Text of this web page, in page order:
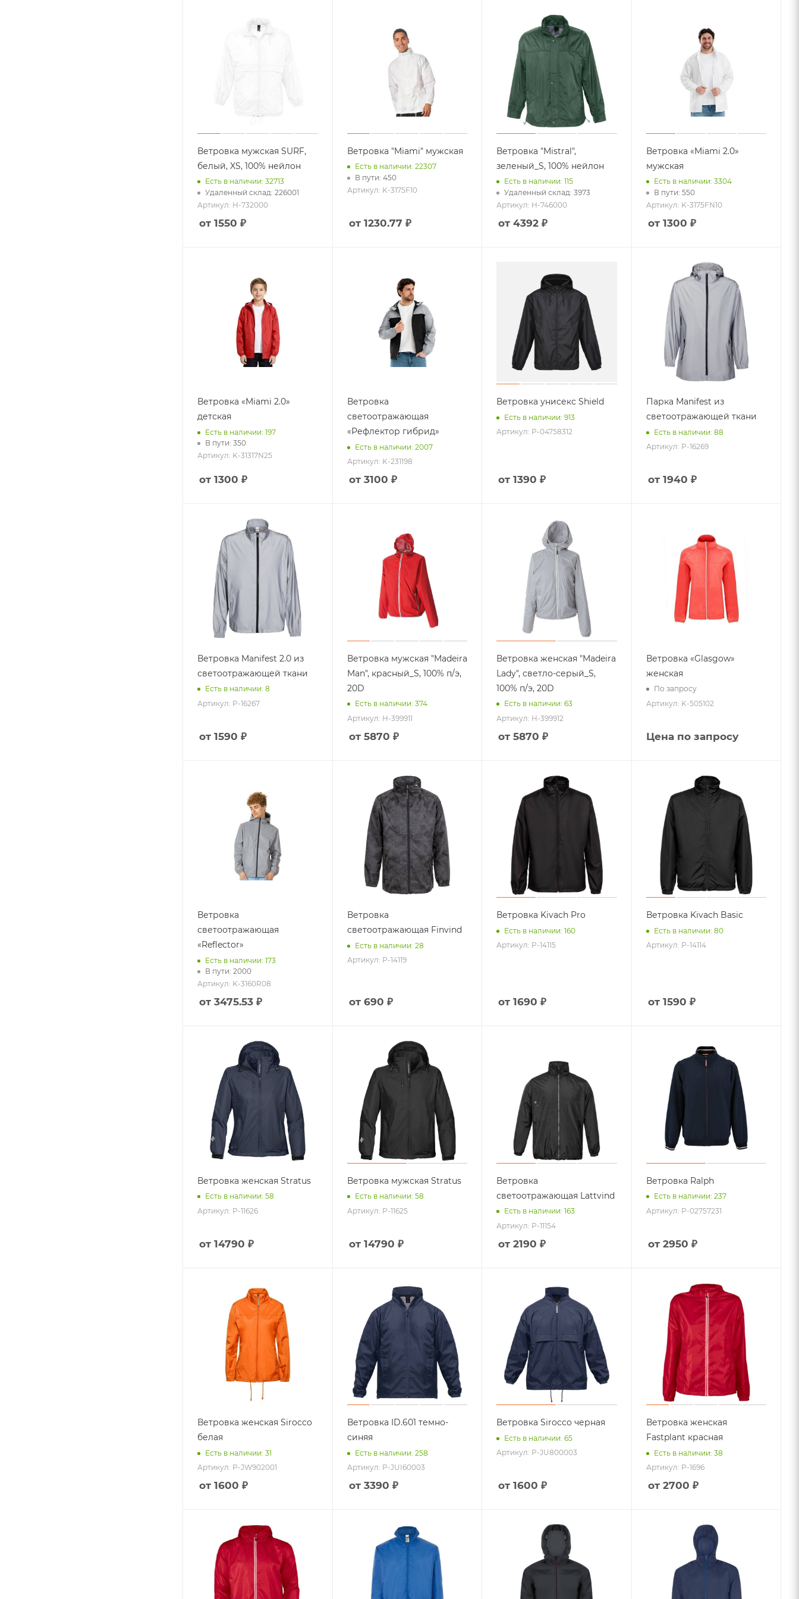
Ветровка мужская SURF,
белый, XS, 100% нейлон
Есть в наличии: 32713
Удаленный склад: 226001
Артикул: H-732000
от 1550 ₽
Ветровка "Miami" мужская
Есть в наличии: 22307
В пути: 450
Артикул: K-3175F10
от 1230.77 ₽
Ветровка "Mistral",
зеленый_S, 100% нейлон
Есть в наличии: 115
Удаленный склад: 3973
Артикул: H-746000
от 4392 ₽
Ветровка «Miami 2.0»
мужская
Есть в наличии: 3304
В пути: 550
Артикул: K-3175FN10
от 1300 ₽
Ветровка «Miami 2.0»
детская
Есть в наличии: 197
В пути: 350
Артикул: K-31317N25
от 1300 ₽
Ветровка
светоотражающая
«Рефлектор гибрид»
Есть в наличии: 2007
Артикул: K-231198
от 3100 ₽
Ветровка унисекс Shield
Есть в наличии: 913
Артикул: P-04758312
от 1390 ₽
Парка Manifest из
светоотражающей ткани
Есть в наличии: 88
Артикул: P-16269
от 1940 ₽
Ветровка Manifest 2.0 из
светоотражающей ткани
Есть в наличии: 8
Артикул: P-16267
от 1590 ₽
Ветровка мужская "Madeira
Man", красный_S, 100% п/э,
20D
Есть в наличии: 374
Артикул: H-399911
от 5870 ₽
Ветровка женская "Madeira
Lady", светло-серый_S,
100% п/э, 20D
Есть в наличии: 63
Артикул: H-399912
от 5870 ₽
Ветровка «Glasgow»
женская
По запросу
Артикул: K-505102
Цена по запросу
Ветровка
светоотражающая
«Reflector»
Есть в наличии: 173
В пути: 2000
Артикул: K-3160R08
от 3475.53 ₽
Ветровка
светоотражающая Finvind
Есть в наличии: 28
Артикул: P-14119
от 690 ₽
Ветровка Kivach Pro
Есть в наличии: 160
Артикул: P-14115
от 1690 ₽
Ветровка Kivach Basic
Есть в наличии: 80
Артикул: P-14114
от 1590 ₽
Ветровка женская Stratus
Есть в наличии: 58
Артикул: P-11626
от 14790 ₽
Ветровка мужская Stratus
Есть в наличии: 58
Артикул: P-11625
от 14790 ₽
Ветровка
светоотражающая Lattvind
Есть в наличии: 163
Артикул: P-11154
от 2190 ₽
Ветровка Ralph
Есть в наличии: 237
Артикул: P-02757231
от 2950 ₽
Ветровка женская Sirocco
белая
Есть в наличии: 31
Артикул: P-JW902001
от 1600 ₽
Ветровка ID.601 темно-
синяя
Есть в наличии: 258
Артикул: P-JUI60003
от 3390 ₽
Ветровка Sirocco черная
Есть в наличии: 65
Артикул: P-JU800003
от 1600 ₽
Ветровка женская
Fastplant красная
Есть в наличии: 38
Артикул: P-1696
от 2700 ₽
Аксессуары для путешествий
Автомобильные аксессуары
Для детей
Для женщин
Для мужчин
Для вина
Елочные игрушки
Новогодний декор
Корпоративные подарки на
Еще +6
Часы
Пледы
Увлажнители воздуха
Интерьер
Силиконовые браслеты
Игры и игрушки
Для учебы и творчества
Гаджеты
Детские рюкзаки и сумки
Строителям
Железнодорожникам
23-е февраля
Нефтянникам
Еще +5
Мед, варенье
Конфеты и сладости
Шоколад
Еще +2
Обложки для автодокументов